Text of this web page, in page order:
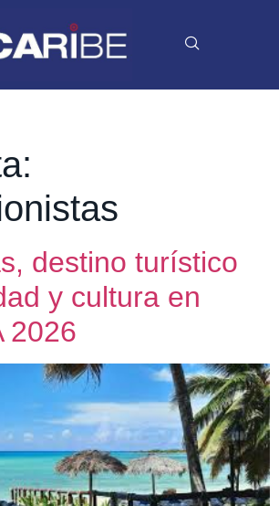
destino turístico
y cultura en
2026